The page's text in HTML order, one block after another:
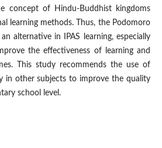
concept of Hindu-Buddhist kingdoms
learning methods. Thus, the Podomoro
alternative in IPAS learning, especially
the effectiveness of learning and
This study recommends the use of
in other subjects to improve the quality
school level.